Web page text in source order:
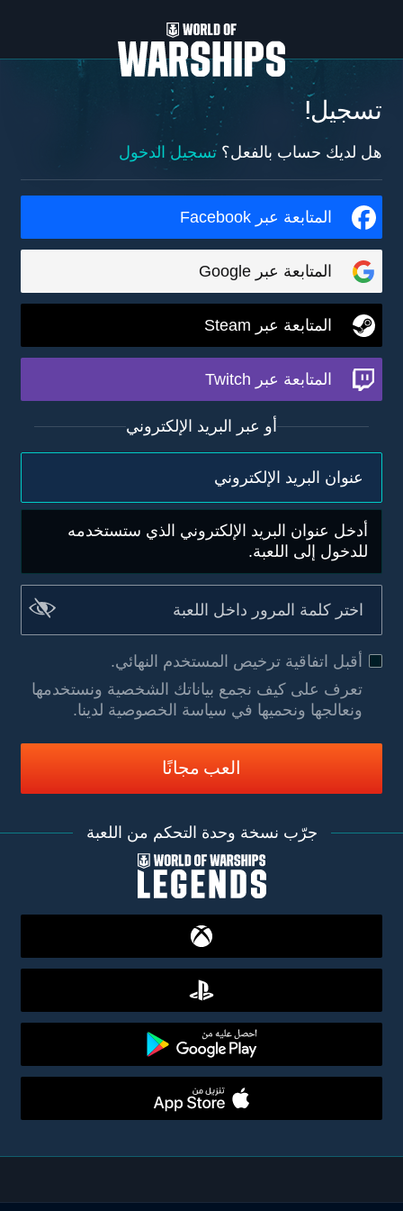
تسجيل!
هل لديك حساب بالفعل؟ تسجيل الدخول
المتابعة عبر Facebook
المتابعة عبر Google
المتابعة عبر Steam
المتابعة عبر Twitch
أو عبر البريد الإلكتروني
أدخل عنوان البريد الإلكتروني الذي ستستخدمه
للدخول إلى اللعبة.
أقبل اتفاقية ترخيص المستخدم النهائي.
تعرف على كيف نجمع بياناتك الشخصية ونستخدمها
ونعالجها ونحميها في سياسة الخصوصية لدينا.
العب مجانًا
جرّب نسخة وحدة التحكم من اللعبة